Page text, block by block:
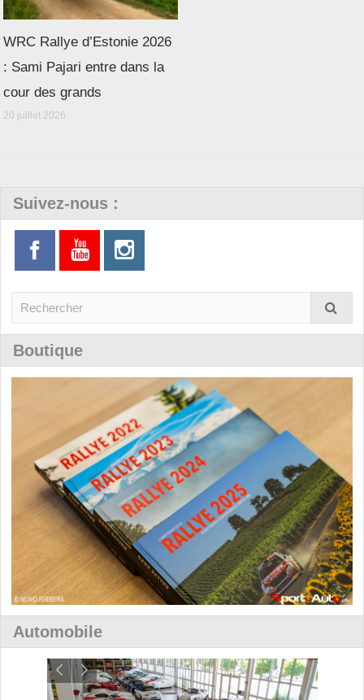
WRC Rallye d’Estonie 2026
: Sami Pajari entre dans la
cour des grands
20 juillet 2026
Suivez-nous :
Boutique
Automobile